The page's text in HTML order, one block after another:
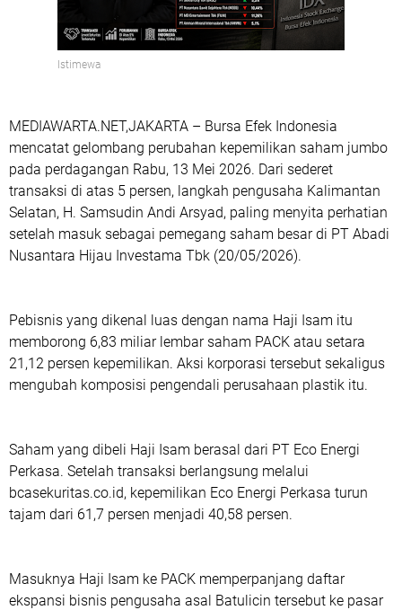
Istimewa
MEDIAWARTA.NET,JAKARTA – Bursa Efek Indonesia
mencatat gelombang perubahan kepemilikan saham jumbo
pada perdagangan Rabu, 13 Mei 2026. Dari sederet
transaksi di atas 5 persen, langkah pengusaha Kalimantan
Selatan, H. Samsudin Andi Arsyad, paling menyita perhatian
setelah masuk sebagai pemegang saham besar di PT Abadi
Nusantara Hijau Investama Tbk (20/05/2026).
Pebisnis yang dikenal luas dengan nama Haji Isam itu
memborong 6,83 miliar lembar saham PACK atau setara
21,12 persen kepemilikan. Aksi korporasi tersebut sekaligus
mengubah komposisi pengendali perusahaan plastik itu.
Saham yang dibeli Haji Isam berasal dari PT Eco Energi
Perkasa. Setelah transaksi berlangsung melalui
bcasekuritas.co.id⁠, kepemilikan Eco Energi Perkasa turun
tajam dari 61,7 persen menjadi 40,58 persen.
Masuknya Haji Isam ke PACK memperpanjang daftar
ekspansi bisnis pengusaha asal Batulicin tersebut ke pasar